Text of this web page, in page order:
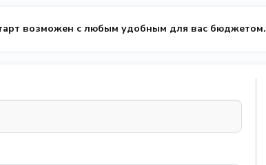
возможен с любым удобным для вас бюджетом.